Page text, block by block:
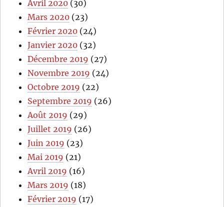
Avril 2020 (30)
Mars 2020 (23)
Février 2020 (24)
Janvier 2020 (32)
Décembre 2019 (27)
Novembre 2019 (24)
Octobre 2019 (22)
Septembre 2019 (26)
Août 2019 (29)
Juillet 2019 (26)
Juin 2019 (23)
Mai 2019 (21)
Avril 2019 (16)
Mars 2019 (18)
Février 2019 (17)